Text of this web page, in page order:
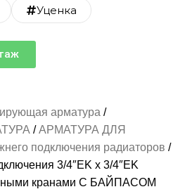
Уценка
арматура
АРМАТУРА ДЛЯ
подключения радиаторов
3/4″EK х 3/4″EK
кранами С БАЙПАСОМ